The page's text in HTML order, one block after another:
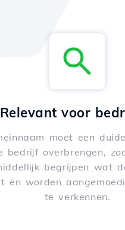
Relevant voor
moet een
bedrijf overbrengen,
begrijpen wat
en worden
te verkennen.